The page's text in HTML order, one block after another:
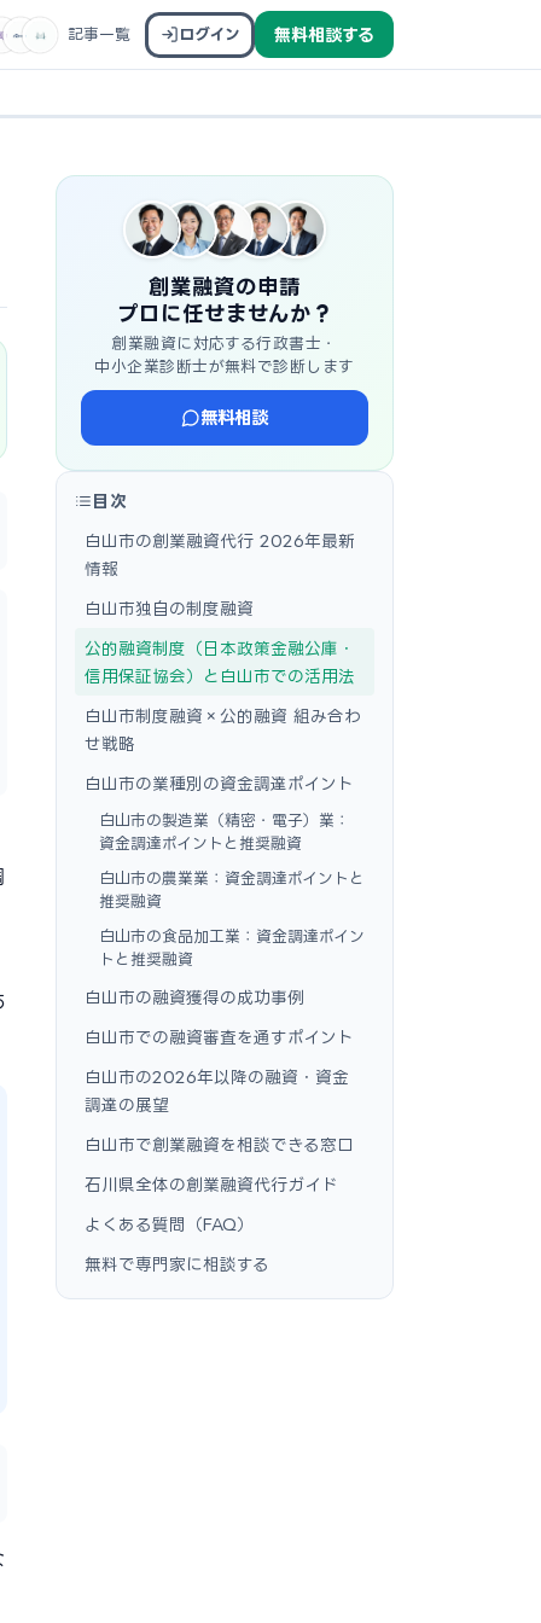
記事一覧 ログイン 無料相談する
創業融資の申請
プロに任せませんか？
創業融資に対応する行政書士・
中小企業診断士が無料で診断します
無料相談
目次
白山市の創業融資代行 2026年最新
情報
白山市独自の制度融資
公的融資制度（日本政策金融公庫・
信用保証協会）と白山市での活用法
白山市制度融資×公的融資 組み合わ
せ戦略
白山市の業種別の資金調達ポイント
白山市の製造業（精密・電子）業：
資金調達ポイントと推奨融資
白山市の農業業：資金調達ポイントと
推奨融資
白山市の食品加工業：資金調達ポイン
トと推奨融資
白山市の融資獲得の成功事例
白山市での融資審査を通すポイント
白山市の2026年以降の融資・資金
調達の展望
白山市で創業融資を相談できる窓口
石川県全体の創業融資代行ガイド
よくある質問（FAQ）
無料で専門家に相談する